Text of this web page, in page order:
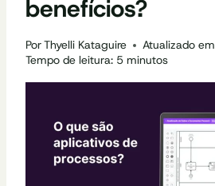
benefícios?
PorThyelli Kataguire Atualizado em
Tempo de leitura: 5 minutos